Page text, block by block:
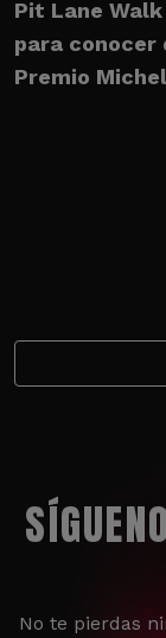
Pit Lane
para conocer
Premio
No te pierdas